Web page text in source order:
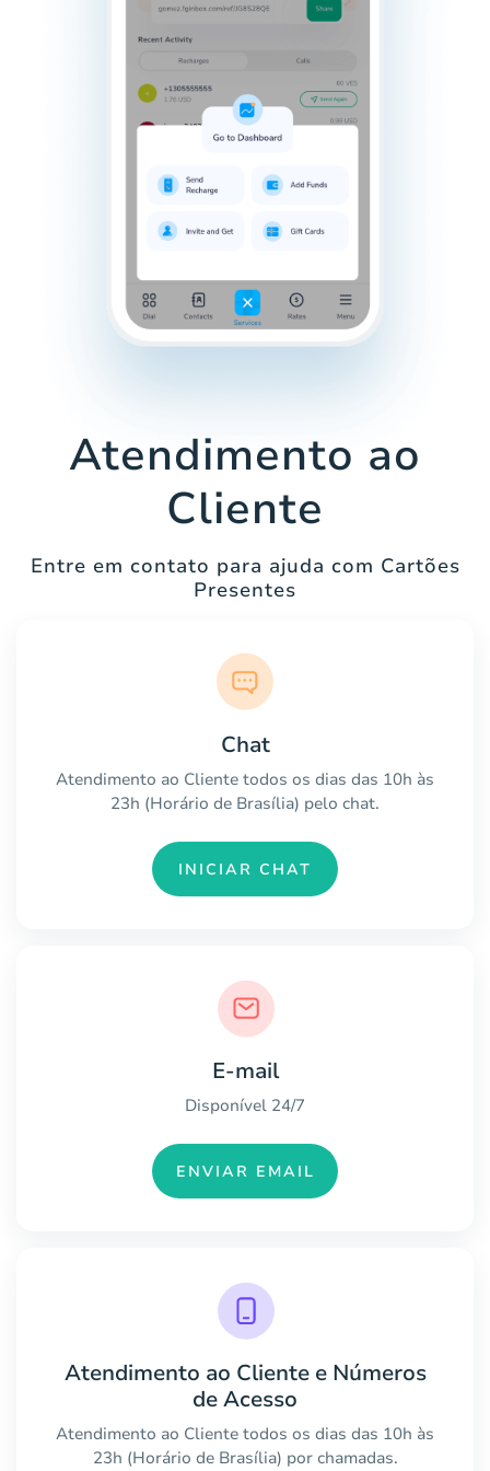
Atendimento ao
Cliente
Entre em contato para ajuda com Cartões
Presentes
Chat
Atendimento ao Cliente todos os dias das 10h às
23h (Horário de Brasília) pelo chat.
INICIAR CHAT
E-mail
Disponível 24/7
ENVIAR EMAIL
Atendimento ao Cliente e Números
de Acesso
Atendimento ao Cliente todos os dias das 10h às
23h (Horário de Brasília) por chamadas.